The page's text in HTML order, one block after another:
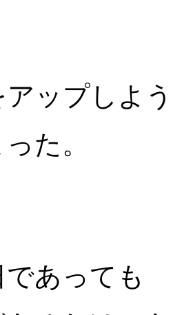
アップしよ
た。
あっても